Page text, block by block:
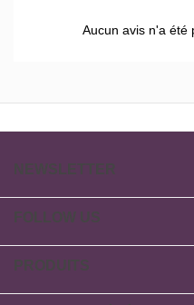
Aucun avis n'a été